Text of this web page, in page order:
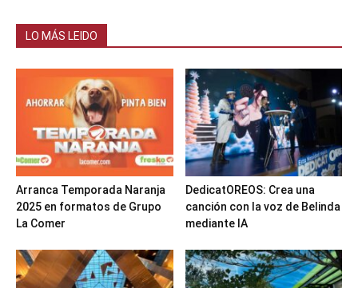
LO MÁS LEIDO
Arranca Temporada Naranja
2025 en formatos de Grupo
La Comer
DedicatOREOS: Crea una
canción con la voz de Belinda
mediante IA